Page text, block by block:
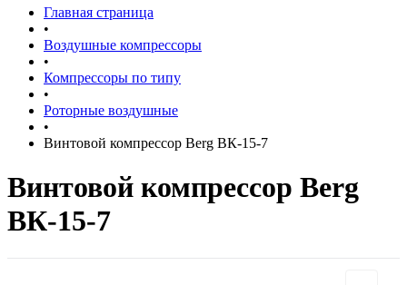
Главная страница
•
Воздушные компрессоры
•
Компрессоры по типу
•
Роторные воздушные
•
Винтовой компрессор Berg ВК-15-7
Винтовой компрессор Berg
ВК-15-7